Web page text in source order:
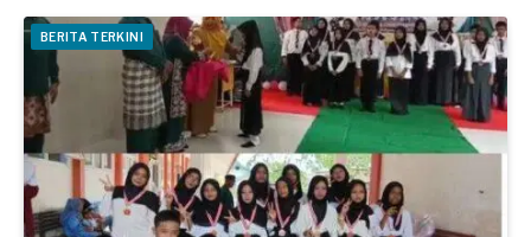
BERITA TERKINI